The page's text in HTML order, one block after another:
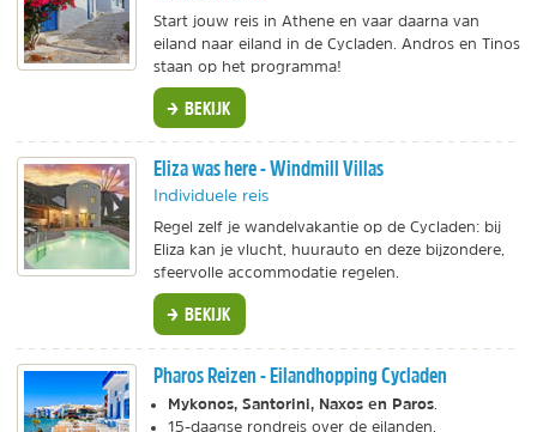
Start jouw reis in Athene en vaar daarna van
eiland naar eiland in de Cycladen. Andros en Tinos
staan op het programma!
BEKIJK
Eliza was here - Windmill Villas
Individuele reis
Regel zelf je wandelvakantie op de Cycladen: bij
Eliza kan je vlucht, huurauto en deze bijzondere,
sfeervolle accommodatie regelen.
BEKIJK
Pharos Reizen - Eilandhopping Cycladen
Mykonos, Santorini, Naxos en Paros
15-daagse rondreis over de eilanden.